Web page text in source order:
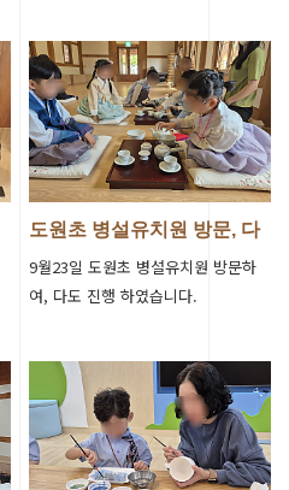
도원초 병설유치원 방문, 다
9월23일 도원초 병설유치원 방문하
여, 다도 진행 하였습니다.